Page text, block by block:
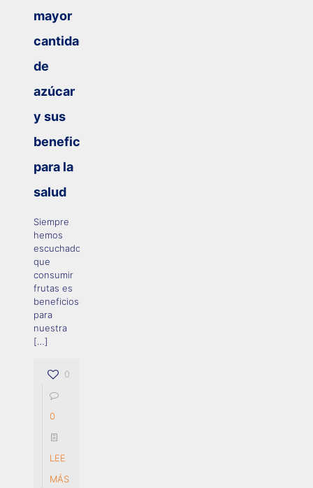
mayor
cantidad
de
azúcar
y sus
beneficios
para la
salud
Siempre
hemos
escuchado
que
consumir
frutas es
beneficioso
para
nuestra
[…]
0
0
LEE
MÁS